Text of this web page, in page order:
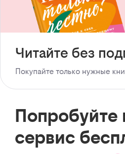
Читайте без
Покупайте только нужные
Попробуйте
сервис